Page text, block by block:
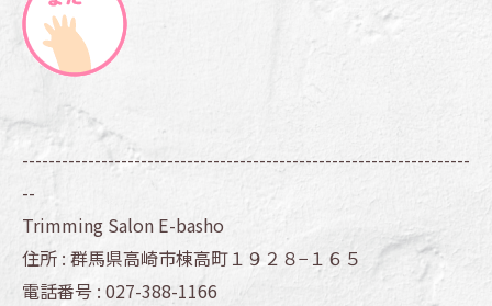
--------------------------------------------------------------------
--
Trimming Salon E-basho
住所 : 群馬県高崎市棟高町１９２８−１６５
電話番号 : 027-388-1166